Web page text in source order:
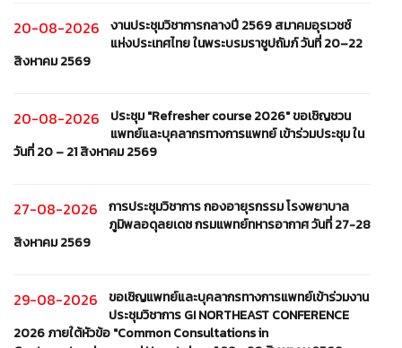
20-08-2026
งานประชุมวิชาการกลางปี 2569 สมาคมอุรเวชช์
แห่งประเทศไทย ในพระบรมราชูปถัมภ์ วันที่ 20–22
สิงหาคม 2569
20-08-2026
ประชุม "Refresher course 2026" ขอเชิญชวน
แพทย์และบุคลากรทางการแพทย์ เข้าร่วมประชุม ใน
วันที่ 20 – 21 สิงหาคม 2569
27-08-2026
การประชุมวิชาการ กองอายุรกรรม โรงพยาบาล
ภูมิพลอดุลยเดช กรมแพทย์ทหารอากาศ วันที่ 27-28
สิงหาคม 2569
29-08-2026
ขอเชิญแพทย์และบุคลากรทางการแพทย์เข้าร่วมงาน
ประชุมวิชาการ GI NORTHEAST CONFERENCE
2026 ภายใต้หัวข้อ "Common Consultations in